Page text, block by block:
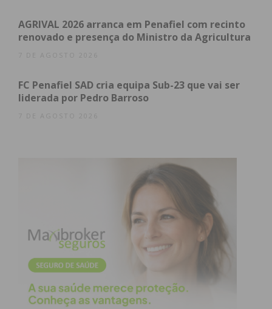
Assine nossa newsletter por e-mail e
obtenha de forma regular a informação
condições
AGRIVAL 2026 arranca em Penafiel com recinto
renovado e presença do Ministro da Agricultura
7 DE AGOSTO 2026
FC Penafiel SAD cria equipa Sub-23 que vai ser
liderada por Pedro Barroso
7 DE AGOSTO 2026